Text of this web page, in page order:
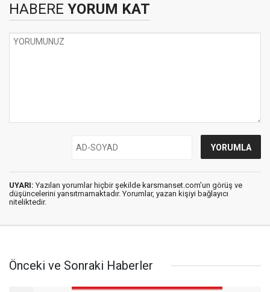
HABERE YORUM KAT
UYARI: Yazılan yorumlar hiçbir şekilde karsmanset.com’un görüş ve
düşüncelerini yansıtmamaktadır. Yorumlar, yazan kişiyi bağlayıcı
niteliktedir.
Önceki ve Sonraki Haberler